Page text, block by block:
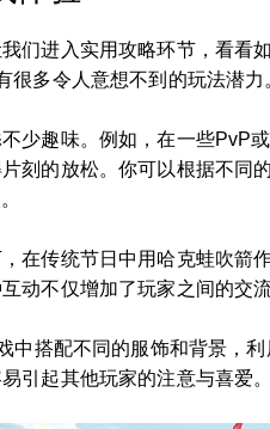
们进入实用攻略环节，看看
多令人意想不到的玩法潜力
趣味。例如，在一些PvP
刻的放松。你可以根据不同
在传统节日中用哈克蛙吹箭
动不仅增加了玩家之间的交
中搭配不同的服饰和背景，
引起其他玩家的注意与喜爱。